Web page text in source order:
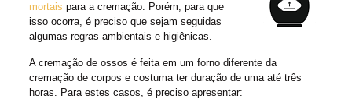
mortais para a cremação. Porém, para que
isso ocorra, é preciso que sejam seguidas
algumas regras ambientais e higiênicas.
A cremação de ossos é feita em um forno diferente da
cremação de corpos e costuma ter duração de uma até três
horas. Para estes casos, é preciso apresentar: